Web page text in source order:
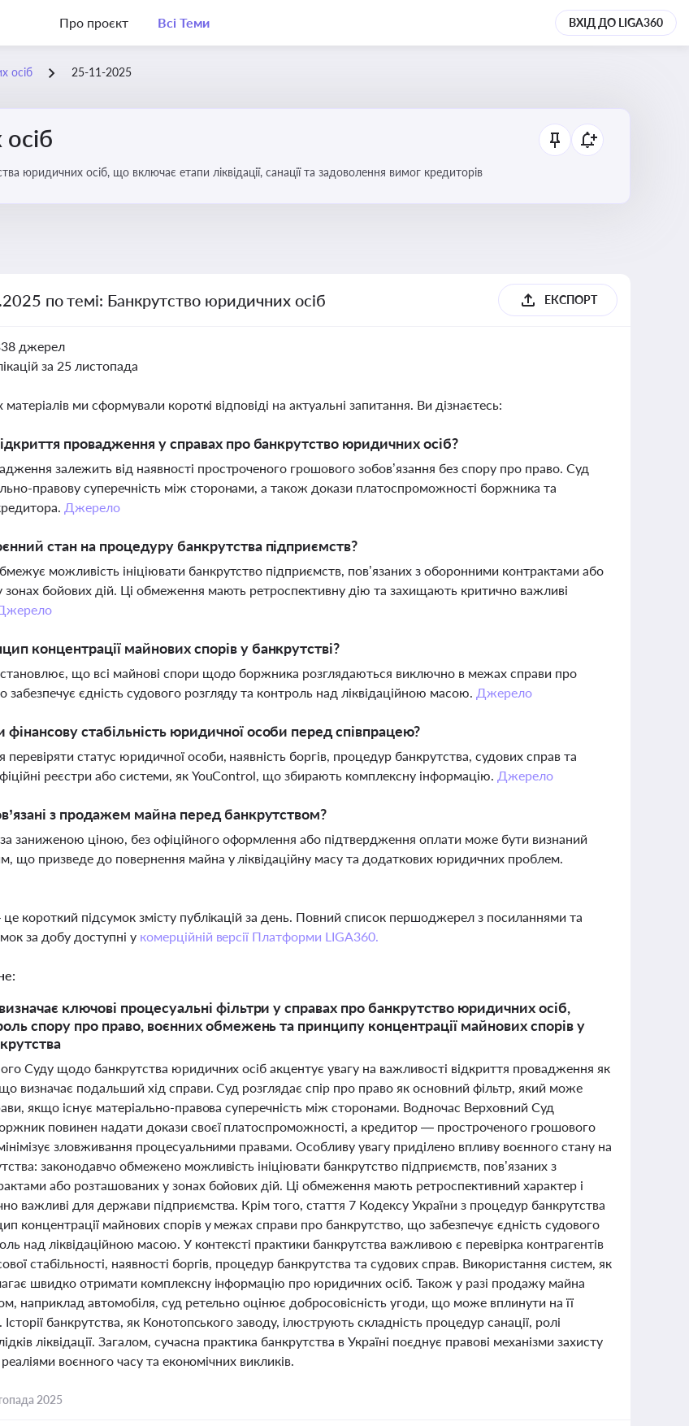
Про проєкт Всі Теми ВХІД ДО LIGA360
осіб 25-11-2025
юридичних осіб, що включає етапи ліквідації, санації та задоволення вимог кредиторів
по темі: Банкрутство юридичних осіб ЕКСПОРТ
джерел
за 25 листопада
матеріалів ми сформували короткі відповіді на актуальні запитання. Ви дізнаєтесь:
провадження у справах про банкрутство юридичних осіб?
залежить від наявності простроченого грошового зобов’язання без спору про право. Суд
правову суперечність між сторонами, а також докази платоспроможності боржника та
Джерело
стан на процедуру банкрутства підприємств?
можливість ініціювати банкрутство підприємств, пов’язаних з оборонними контрактами або
зонах бойових дій. Ці обмеження мають ретроспективну дію та захищають критично важливі
концентрації майнових спорів у банкрутстві?
що всі майнові спори щодо боржника розглядаються виключно в межах справи про
забезпечує єдність судового розгляду та контроль над ліквідаційною масою. Джерело
фінансову стабільність юридичної особи перед співпрацею?
перевіряти статус юридичної особи, наявність боргів, процедур банкрутства, судових справ та
реєстри або системи, як YouControl, що збирають комплексну інформацію. Джерело
з продажем майна перед банкрутством?
заниженою ціною, без офіційного оформлення або підтвердження оплати може бути визнаний
що призведе до повернення майна у ліквідаційну масу та додаткових юридичних проблем.
короткий підсумок змісту публікацій за день. Повний список першоджерел з посиланнями та
за добу доступні у комерційній версії Платформи LIGA360.
ключові процесуальні фільтри у справах про банкрутство юридичних осіб,
спору про право, воєнних обмежень та принципу концентрації майнових спорів у
Суду щодо банкрутства юридичних осіб акцентує увагу на важливості відкриття провадження як
визначає подальший хід справи. Суд розглядає спір про право як основний фільтр, який може
якщо існує матеріально-правова суперечність між сторонами. Водночас Верховний Суд
повинен надати докази своєї платоспроможності, а кредитор — простроченого грошового
зловживання процесуальними правами. Особливу увагу приділено впливу воєнного стану на
законодавчо обмежено можливість ініціювати банкрутство підприємств, пов’язаних з
або розташованих у зонах бойових дій. Ці обмеження мають ретроспективний характер і
важливі для держави підприємства. Крім того, стаття 7 Кодексу України з процедур банкрутства
концентрації майнових спорів у межах справи про банкрутство, що забезпечує єдність судового
над ліквідаційною масою. У контексті практики банкрутства важливою є перевірка контрагентів
стабільності, наявності боргів, процедур банкрутства та судових справ. Використання систем, як
швидко отримати комплексну інформацію про юридичних осіб. Також у разі продажу майна
наприклад автомобіля, суд ретельно оцінює добросовісність угоди, що може вплинути на її
банкрутства, як Конотопського заводу, ілюструють складність процедур санації, ролі
ліквідації. Загалом, сучасна практика банкрутства в Україні поєднує правові механізми захисту
реаліями воєнного часу та економічних викликів.
2025